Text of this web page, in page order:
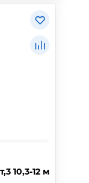
10,3-12 м